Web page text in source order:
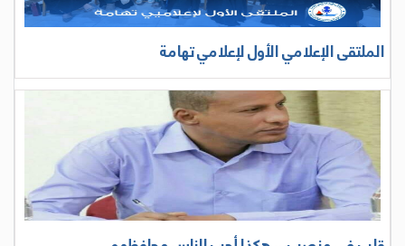
الملتقى الإعلامي الأول لإعلامي تهامة